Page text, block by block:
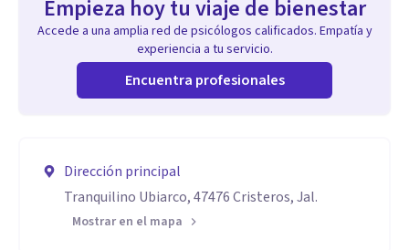
Empieza hoy tu viaje de bienestar
Accede a una amplia red de psicólogos calificados. Empatía y
experiencia a tu servicio.
Encuentra profesionales
Dirección principal
Tranquilino Ubiarco, 47476 Cristeros, Jal.
Mostrar en el mapa